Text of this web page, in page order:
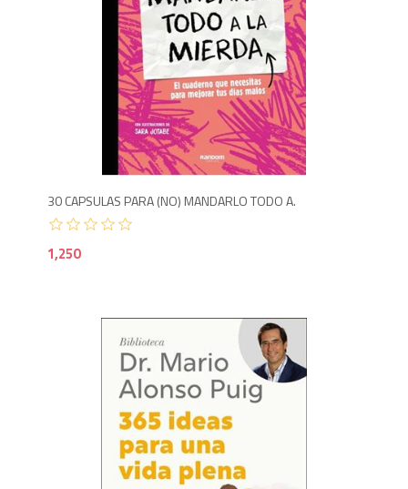
30 CAPSULAS PARA (NO) MANDARLO TODO A.
1,250